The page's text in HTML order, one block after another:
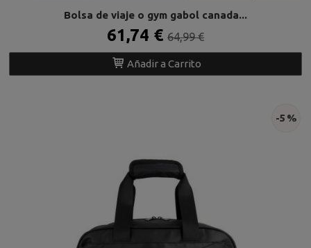
Bolsa de viaje o gym gabol canada...
61,74 € 64,99 €
Añadir a Carrito
-5 %